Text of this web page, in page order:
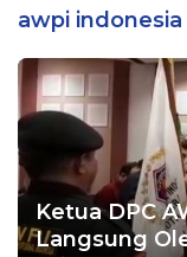
awpi indonesia
Ketua DPC
Langsung